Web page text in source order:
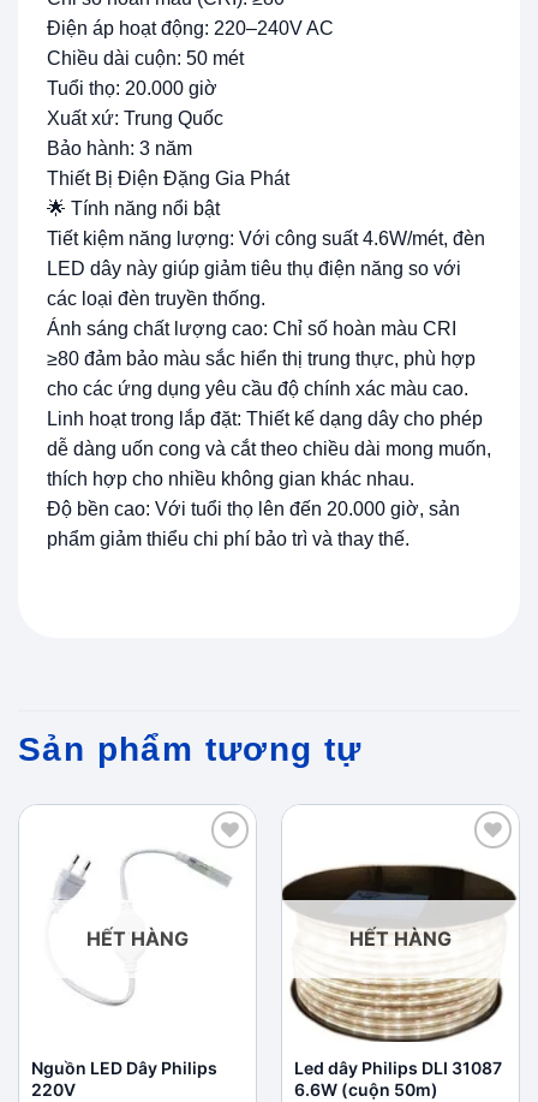
Điện áp hoạt động: 220–240V AC
Chiều dài cuộn: 50 mét
Tuổi thọ: 20.000 giờ
Xuất xứ: Trung Quốc
Bảo hành: 3 năm
Thiết Bị Điện Đặng Gia Phát
🌟 Tính năng nổi bật
Tiết kiệm năng lượng: Với công suất 4.6W/mét, đèn
LED dây này giúp giảm tiêu thụ điện năng so với
các loại đèn truyền thống.
Ánh sáng chất lượng cao: Chỉ số hoàn màu CRI
≥80 đảm bảo màu sắc hiển thị trung thực, phù hợp
cho các ứng dụng yêu cầu độ chính xác màu cao.
Linh hoạt trong lắp đặt: Thiết kế dạng dây cho phép
dễ dàng uốn cong và cắt theo chiều dài mong muốn,
thích hợp cho nhiều không gian khác nhau.
Độ bền cao: Với tuổi thọ lên đến 20.000 giờ, sản
phẩm giảm thiểu chi phí bảo trì và thay thế.
Sản phẩm tương tự
Add to
wishlist
HẾT HÀNG
Nguồn LED Dây Philips
220V
Add to
wishlist
HẾT HÀNG
Led dây Philips DLI 31087
6.6W (cuộn 50m)